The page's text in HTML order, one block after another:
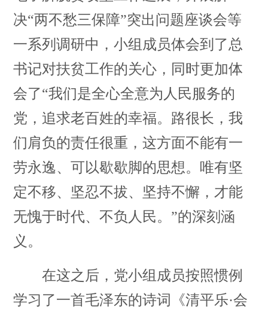
决“两不愁三保障”突出问题座谈会等
一系列调研中，小组成员体会到了总
书记对扶贫工作的关心，同时更加体
会了“我们是全心全意为人民服务的
党，追求老百姓的幸福。路很长，我
们肩负的责任很重，这方面不能有一
劳永逸、可以歇歇脚的思想。唯有坚
定不移、坚忍不拔、坚持不懈，才能
无愧于时代、不负人民。”的深刻涵
义。
在这之后，党小组成员按照惯例
学习了一首毛泽东的诗词《清平乐·会